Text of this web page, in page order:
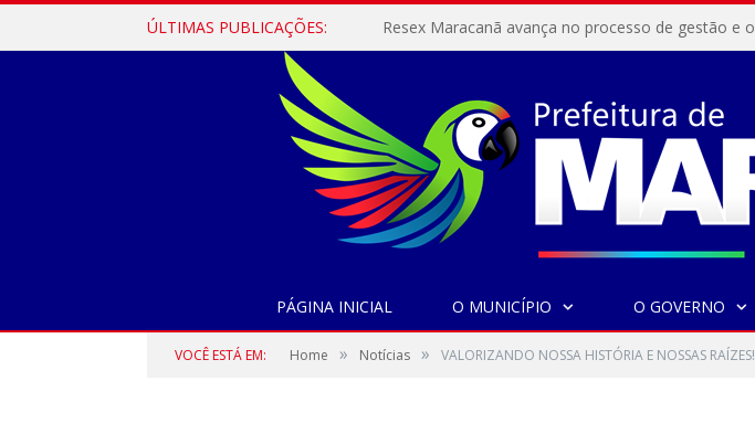
ÚLTIMAS PUBLICAÇÕES:
PÁGINA INICIAL O MUNICÍPIO O GOVERNO
VOCÊ ESTÁ EM: Home » Notícias » VALORIZANDO NOSSA HISTÓRIA E NOSSAS RAÍZES!